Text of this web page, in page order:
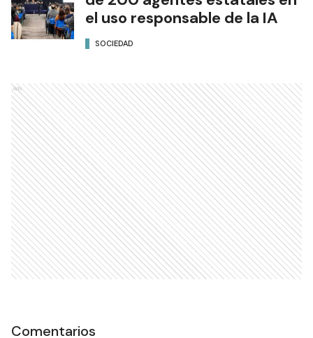
el uso responsable de la IA
SOCIEDAD
Ads
Comentarios